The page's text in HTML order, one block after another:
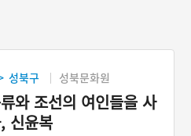
성북구 성북문화원
와 조선의 여인들을 사
신윤복